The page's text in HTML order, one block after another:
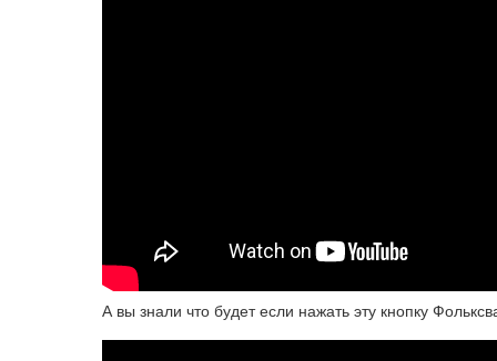
А вы знали что будет если нажать эту кнопку